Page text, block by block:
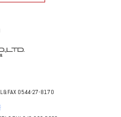
0544-27-8170